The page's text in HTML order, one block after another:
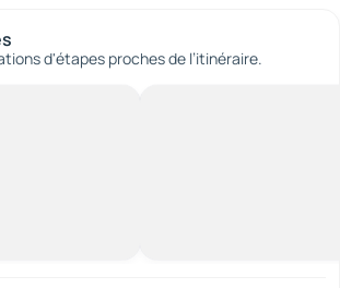
d'étapes proches de l’itinéraire.